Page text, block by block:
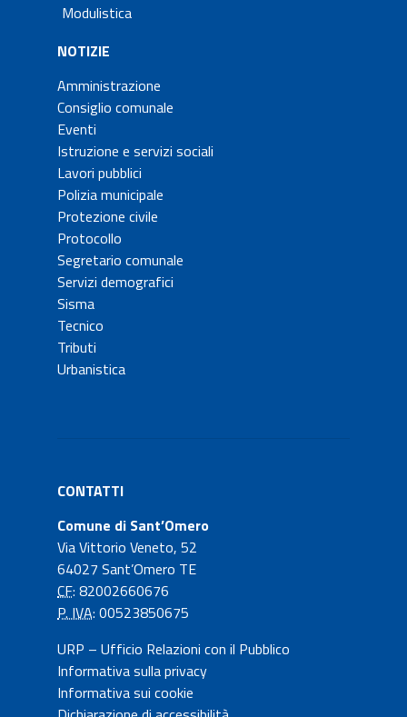
Modulistica
NOTIZIE
Amministrazione
Consiglio comunale
Eventi
Istruzione e servizi sociali
Lavori pubblici
Polizia municipale
Protezione civile
Protocollo
Segretario comunale
Servizi demografici
Sisma
Tecnico
Tributi
Urbanistica
CONTATTI
Comune di Sant’Omero
Via Vittorio Veneto, 52
64027 Sant’Omero TE
CF: 82002660676
P. IVA: 00523850675
URP – Ufficio Relazioni con il Pubblico
Informativa sulla privacy
Informativa sui cookie